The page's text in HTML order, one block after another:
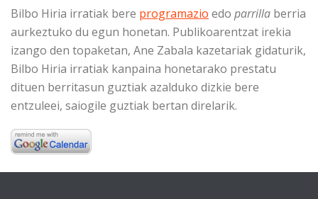
Bilbo Hiria irratiak bere programazio edo parrilla berria
aurkeztuko du egun honetan. Publikoarentzat irekia
izango den topaketan, Ane Zabala kazetariak gidaturik,
Bilbo Hiria irratiak kanpaina honetarako prestatu
dituen berritasun guztiak azalduko dizkie bere
entzuleei, saiogile guztiak bertan direlarik.